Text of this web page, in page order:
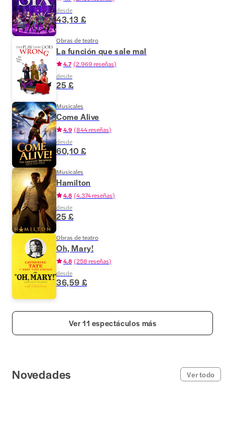
desde
43,13 £
Obras de teatro
La función que sale mal
4.7 (2.969 reseñas)
desde
25 £
Musicales
Come Alive
4.9 (844 reseñas)
desde
60,10 £
Musicales
Hamilton
4.8 (4.374 reseñas)
desde
25 £
Obras de teatro
Oh, Mary!
4.8 (258 reseñas)
desde
36,59 £
Ver 11 espectáculos más
Novedades Ver todo